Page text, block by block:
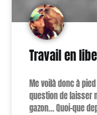
Travail en
Me voilà donc à
question de laisser
gazon… Quoi-que